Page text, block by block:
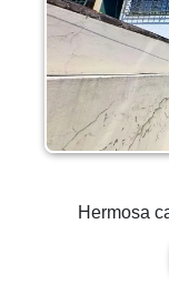
Hermosa